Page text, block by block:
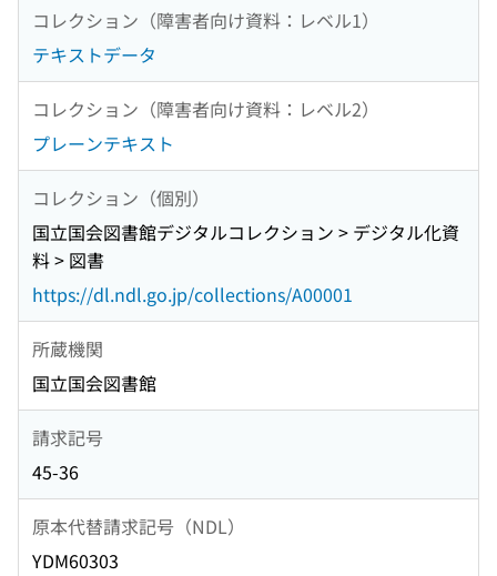
コレクション（障害者向け資料：レベル1）
テキストデータ
コレクション（障害者向け資料：レベル2）
プレーンテキスト
コレクション（個別）
国立国会図書館デジタルコレクション > デジタル化資
料 > 図書
https://dl.ndl.go.jp/collections/A00001
所蔵機関
国立国会図書館
請求記号
45-36
原本代替請求記号（NDL）
YDM60303